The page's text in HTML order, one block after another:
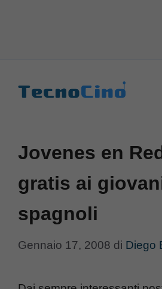
Jovenes en
gratis ai
spagnoli
Gennaio 17, 2008 di Diego